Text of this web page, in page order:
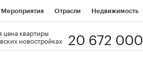
Мероприятия Отрасли Недвижимость
РБК Образование
цена квартиры
новостройках
20 672 000